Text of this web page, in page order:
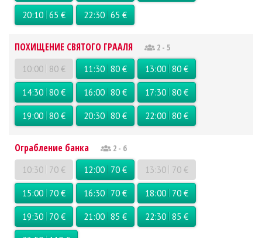
20:10 65 € 22:30 65 €
ПОХИЩЕНИЕ СВЯТОГО ГРААЛЯ
2 - 5
10:00 80 € 11:30 80 € 13:00 80 €
14:30 80 € 16:00 80 € 17:30 80 €
19:00 80 € 20:30 80 € 22:00 80 €
Ограбление банка
2 - 6
10:30 70 € 12:00 70 € 13:30 70 €
15:00 70 € 16:30 70 € 18:00 70 €
19:30 70 € 21:00 85 € 22:30 85 €